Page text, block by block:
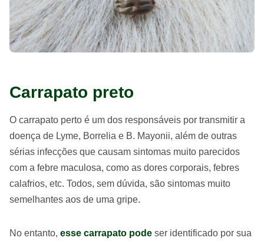
Carrapato preto
O carrapato perto é um dos responsáveis por transmitir a
doença de Lyme, Borrelia e B. Mayonii, além de outras
sérias infecções que causam sintomas muito parecidos
com a febre maculosa, como as dores corporais, febres
calafrios, etc. Todos, sem dúvida, são sintomas muito
semelhantes aos de uma gripe.
No entanto, esse carrapato pode ser identificado por sua